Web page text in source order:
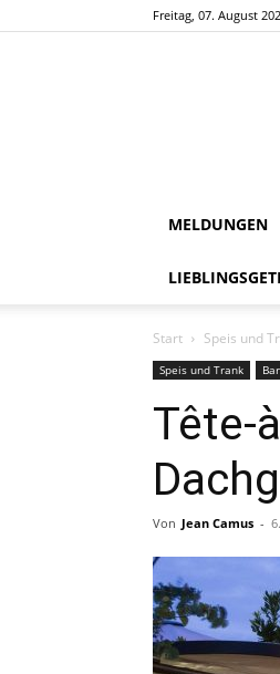
Freitag, 07. August
MELDUNGEN
Start Speis und
Speis und Trank
Tête-
Von Jean Camus -